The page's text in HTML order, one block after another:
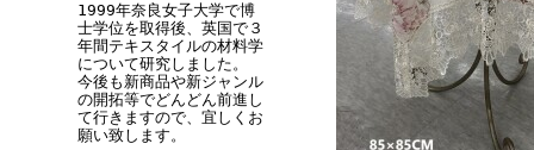
1999年奈良女子大学で博
士学位を取得後、英国で３
年間テキスタイルの材料学
について研究しました。
今後も新商品や新ジャンル
の開拓等でどんどん前進し
て行きますので、宜しくお
願い致します。